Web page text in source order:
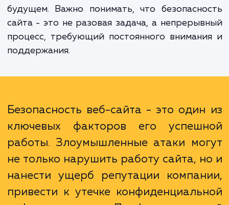
последних угроз и атак, а также
предотвращения. Мы не только поможем
обнаружить и исправить
проблемы, но и обучим, как
процесс, требующий постоянного
поддержания.
Безопасность веб-сайта - это